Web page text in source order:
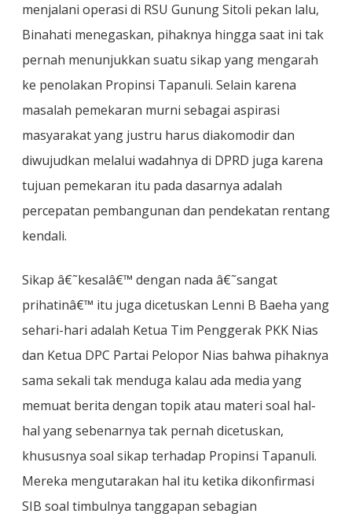
menjalani operasi di RSU Gunung Sitoli pekan lalu,
Binahati menegaskan, pihaknya hingga saat ini tak
pernah menunjukkan suatu sikap yang mengarah
ke penolakan Propinsi Tapanuli. Selain karena
masalah pemekaran murni sebagai aspirasi
masyarakat yang justru harus diakomodir dan
diwujudkan melalui wadahnya di DPRD juga karena
tujuan pemekaran itu pada dasarnya adalah
percepatan pembangunan dan pendekatan rentang
kendali.
Sikap â€˜kesalâ€™ dengan nada â€˜sangat
prihatinâ€™ itu juga dicetuskan Lenni B Baeha yang
sehari-hari adalah Ketua Tim Penggerak PKK Nias
dan Ketua DPC Partai Pelopor Nias bahwa pihaknya
sama sekali tak menduga kalau ada media yang
memuat berita dengan topik atau materi soal hal-
hal yang sebenarnya tak pernah dicetuskan,
khususnya soal sikap terhadap Propinsi Tapanuli.
Mereka mengutarakan hal itu ketika dikonfirmasi
SIB soal timbulnya tanggapan sebagian